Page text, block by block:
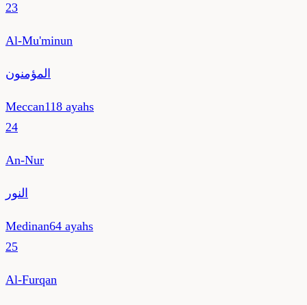
23
Al-Mu'minun
المؤمنون
Meccan118 ayahs
24
An-Nur
النور
Medinan64 ayahs
25
Al-Furqan